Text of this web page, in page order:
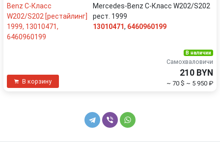
Mercedes-Benz C-Класс W202/S202
рест. 1999
13010471, 6460960199
В корзину
В наличии
Самохваловичи
210 BYN
~ 70 $ ~ 5 950 ₽